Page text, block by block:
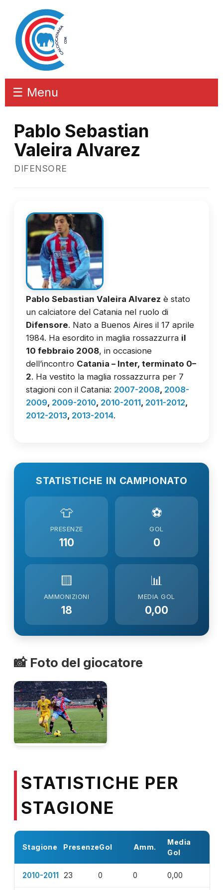
☰ Menu
Pablo Sebastian
Valeira Alvarez
DIFENSORE
Pablo Sebastian Valeira Alvarez è stato
un calciatore del Catania nel ruolo di
Difensore. Nato a Buenos Aires il 17 aprile
1984. Ha esordito in maglia rossazzurra il
10 febbraio 2008, in occasione
dell’incontro Catania – Inter, terminato 0–
2. Ha vestito la maglia rossazzurra per 7
stagioni con il Catania: 2007-2008, 2008-
2009, 2009-2010, 2010-2011, 2011-2012,
2012-2013, 2013-2014.
STATISTICHE IN CAMPIONATO
👕
PRESENZE
110
⚽
GOL
0
🟨
AMMONIZIONI
18
📊
MEDIA GOL
0,00
📸 Foto del giocatore
STATISTICHE PER
STAGIONE
Stagione PresenzeGol Amm.
Media
Gol
2010-2011 23 0 0 0,00